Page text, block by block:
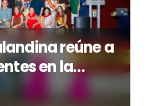
reúne a
en la
aniversario